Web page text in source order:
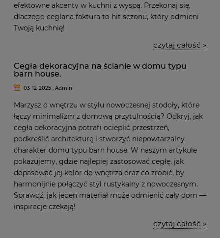
efektowne akcenty w kuchni z wyspą. Przekonaj się,
dlaczego ceglana faktura to hit sezonu, który odmieni
Twoją kuchnię!
czytaj całość »
Cegła dekoracyjna na ścianie w domu typu
barn house.
03-12-2025 , Admin
Marzysz o wnętrzu w stylu nowoczesnej stodoły, które
łączy minimalizm z domową przytulnością? Odkryj, jak
cegła dekoracyjna potrafi ocieplić przestrzeń,
podkreślić architekturę i stworzyć niepowtarzalny
charakter domu typu barn house. W naszym artykule
pokazujemy, gdzie najlepiej zastosować cegłę, jak
dopasować jej kolor do wnętrza oraz co zrobić, by
harmonijnie połączyć styl rustykalny z nowoczesnym.
Sprawdź, jak jeden materiał może odmienić cały dom —
inspiracje czekają!
czytaj całość »